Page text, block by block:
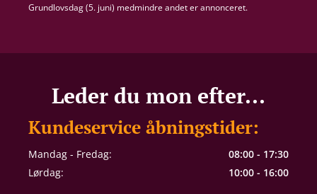
Grundlovsdag (5. juni) medmindre andet er annonceret.
Leder du mon efter...
Kundeservice åbningstider:
Mandag - Fredag:
08:00 - 17:30
Lørdag:
10:00 - 16:00